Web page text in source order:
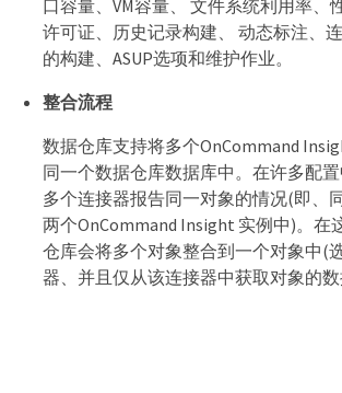
口容量、VM容量、 文件系统利用率、
许可证、历史记录构建、 动态标注、
的构建、ASUP选项和维护作业。
整合流程
数据仓库支持将多个OnCommand
同一个数据仓库数据库中。在许多配
多个连接器报告同一对象的情况(即、
两个OnCommand Insight 实例中)。在
仓库会将多个对象整合到一个对象中(
器、并且仅从该连接器中获取对象的数